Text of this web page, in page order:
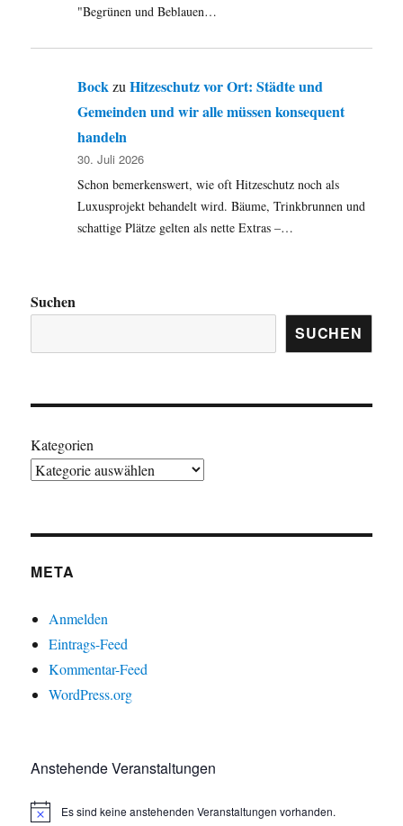
"Begrünen und Beblauen…
BockzuHitzeschutz vor Ort: Städte und
Gemeinden und wir alle müssen konsequent
handeln
30. Juli 2026
Schon bemerkenswert, wie oft Hitzeschutz noch als
Luxusprojekt behandelt wird. Bäume, Trinkbrunnen und
schattige Plätze gelten als nette Extras –…
Suchen
SUCHEN
Kategorien
META
Anmelden
Eintrags-Feed
Kommentar-Feed
WordPress.org
Anstehende Veranstaltungen
H
Es sind keine anstehenden Veranstaltungen vorhanden.